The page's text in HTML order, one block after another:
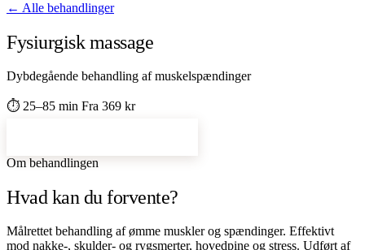
← Alle behandlinger
Fysiurgisk massage
Dybdegående behandling af muskelspændinger
⏱ 25–85 min Fra 369 kr
Om behandlingen
Hvad kan du forvente?
Målrettet behandling af ømme muskler og spændinger. Effektivt
mod nakke-, skulder- og rygsmerter, hovedpine og stress. Udført af